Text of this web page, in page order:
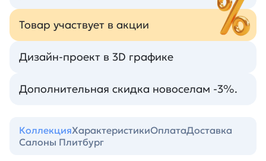
Товар участвует в акции
Дизайн-проект в 3D графике
Дополнительная скидка новоселам -3%.
КоллекцияХарактеристикиОплатаДоставка
Салоны Плитбург